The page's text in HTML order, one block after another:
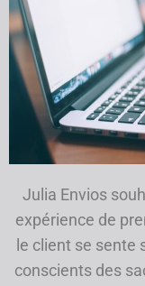
Julia Envios
expérience de
le client se
conscients des